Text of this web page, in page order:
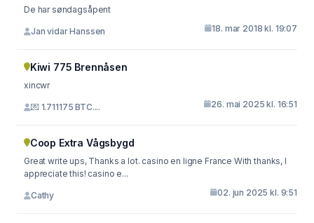
De har søndagsåpent
Jan vidar Hanssen 18. mar 2018 kl. 19:07
Kiwi 775 Brennåsen
xincwr
💌 1.711175 BTC.... 26. mai 2025 kl. 16:51
Coop Extra Vågsbygd
Great write ups, Thanks a lot. casino en ligne France With thanks, I
appreciate this! casino e...
Cathy 02. jun 2025 kl. 9:51